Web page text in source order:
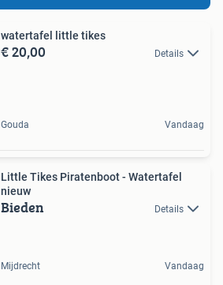
watertafel little tikes
€ 20,00 Details
Gouda Vandaag
Little Tikes Piratenboot - Watertafel
nieuw
Bieden Details
Mijdrecht Vandaag